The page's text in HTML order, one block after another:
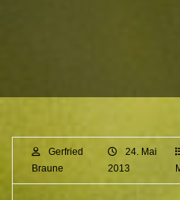
Gerfried
Braune
24. Mai
2013